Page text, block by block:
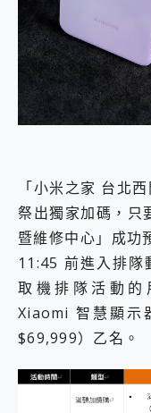
「小米之家 台北
祭出獨家加碼，只
暨維修中心」成功
11:45 前進入排
取機排隊活動
Xiaomi 智慧顯示
$69,999）乙名。